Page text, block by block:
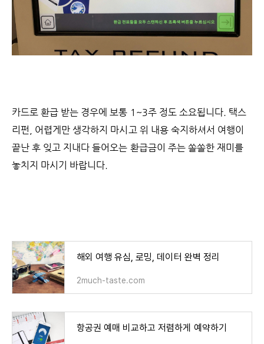
카드로 환급 받는 경우에 보통 1~3주 정도 소요됩니다. 택스
리펀, 어렵게만 생각하지 마시고 위 내용 숙지하셔서 여행이
끝난 후 잊고 지내다 들어오는 환급금이 주는 쏠쏠한 재미를
놓치지 마시기 바랍니다.
해외 여행 유심, 로밍, 데이터 완벽 정리
2much-taste.com
항공권 예매 비교하고 저렴하게 예약하기